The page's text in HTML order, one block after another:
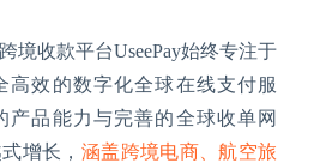
境收款平台UseePay始终专注于
高效的数字化全球在线支付服
产品能力与完善的全球收单网
增长， 涵盖跨境电商、航空旅